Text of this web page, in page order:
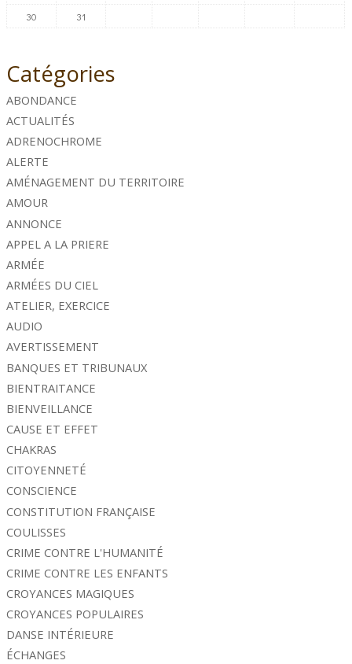
30
31
Catégories
ABONDANCE
ACTUALITÉS
ADRENOCHROME
ALERTE
AMÉNAGEMENT DU TERRITOIRE
AMOUR
ANNONCE
APPEL A LA PRIERE
ARMÉE
ARMÉES DU CIEL
ATELIER, EXERCICE
AUDIO
AVERTISSEMENT
BANQUES ET TRIBUNAUX
BIENTRAITANCE
BIENVEILLANCE
CAUSE ET EFFET
CHAKRAS
CITOYENNETÉ
CONSCIENCE
CONSTITUTION FRANÇAISE
COULISSES
CRIME CONTRE L'HUMANITÉ
CRIME CONTRE LES ENFANTS
CROYANCES MAGIQUES
CROYANCES POPULAIRES
DANSE INTÉRIEURE
ÉCHANGES